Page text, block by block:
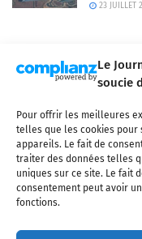
Le
soucie
Pour offrir les meilleures
telles que les cookies pour
appareils. Le fait de
traiter des données telles
uniques sur ce site. Le fait
consentement peut avoir
fonctions.
23 JUILLET
Qui sommes-nous ?
Mentions légales
CGV